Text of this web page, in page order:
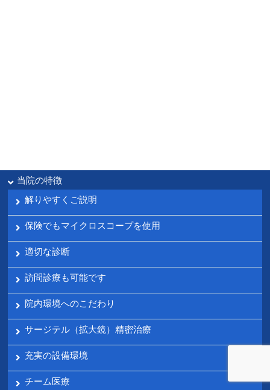
当院の特徴
解りやすくご説明
保険でもマイクロスコープを使用
適切な診断
訪問診療も可能です
院内環境へのこだわり
サージテル（拡大鏡）精密治療
充実の設備環境
チーム医療